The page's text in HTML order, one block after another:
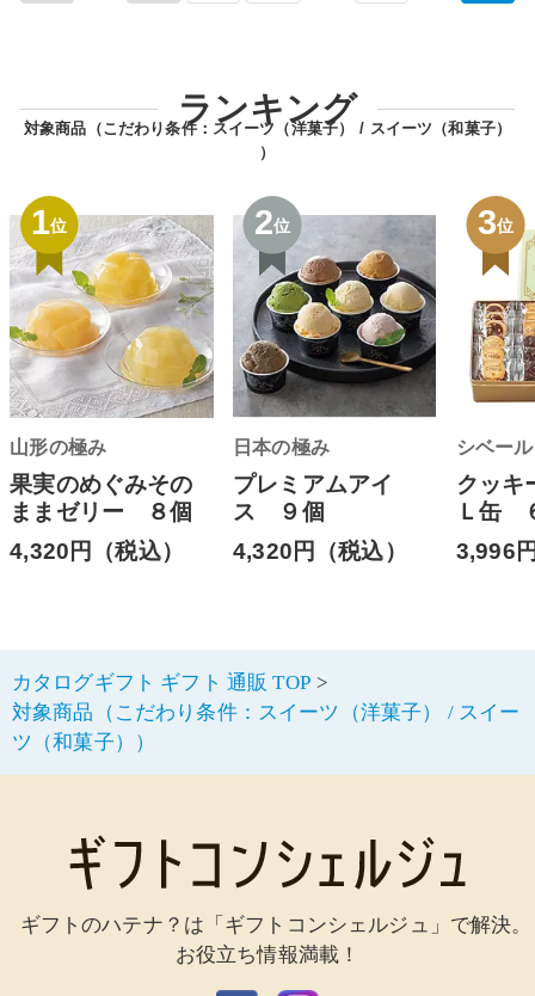
ランキング
対象商品（こだわり条件： スイーツ（洋菓子）
スイーツ（和菓子）
）
1位
山形の極み
果実のめぐみその
ままゼリー ８個
4,320円（税込）
2位
日本の極み
プレミアムアイ
ス ９個
4,320円（税込）
3位
シベール
クッ
Ｌ缶
3,996
カタログギフト ギフト 通販 TOP
対象商品（こだわり条件：スイーツ（洋菓子） / スイー
ツ（和菓子））
ギフトのハテナ？は「ギフトコンシェルジュ」で解決。
お役立ち情報満載！